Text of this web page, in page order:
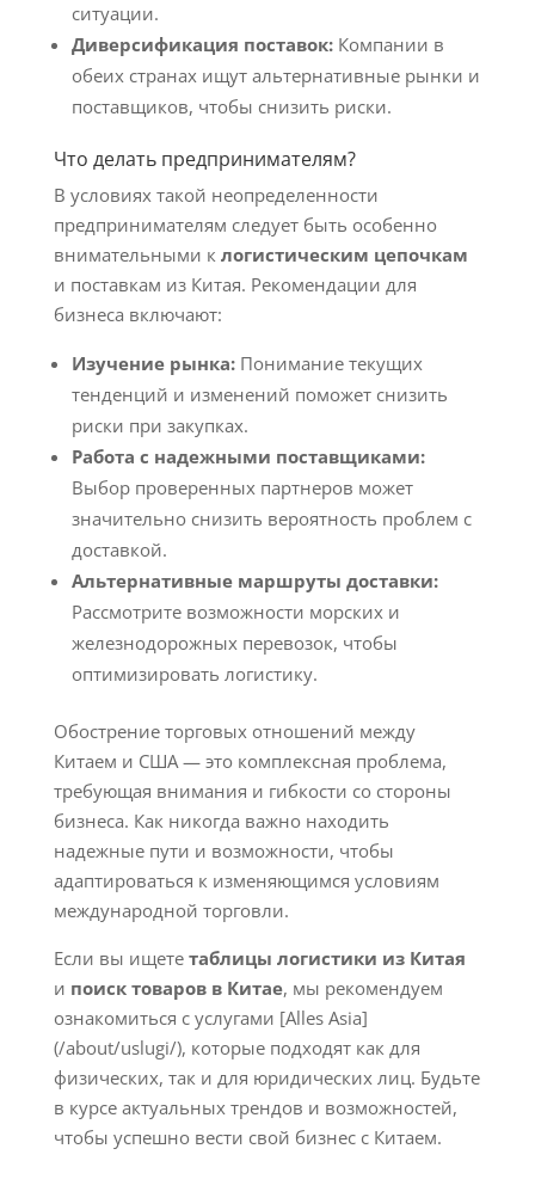
ситуации.
Диверсификация поставок:Компании в
обеих странах ищут альтернативные рынки и
поставщиков, чтобы снизить риски.
Что делать предпринимателям?
В условиях такой неопределенности
предпринимателям следует быть особенно
внимательными к логистическим цепочкам
и поставкам из Китая. Рекомендации для
бизнеса включают:
Изучение рынка:Понимание текущих
тенденций и изменений поможет снизить
риски при закупках.
Работа с надежными поставщиками:
Выбор проверенных партнеров может
значительно снизить вероятность проблем с
доставкой.
Альтернативные маршруты доставки:
Рассмотрите возможности морских и
железнодорожных перевозок, чтобы
оптимизировать логистику.
Обострение торговых отношений между
Китаем и США — это комплексная проблема,
требующая внимания и гибкости со стороны
бизнеса. Как никогда важно находить
надежные пути и возможности, чтобы
адаптироваться к изменяющимся условиям
международной торговли.
Если вы ищете таблицы логистики из Китая
и поиск товаров в Китае, мы рекомендуем
ознакомиться с услугами [Alles Asia]
(/about/uslugi/), которые подходят как для
физических, так и для юридических лиц. Будьте
в курсе актуальных трендов и возможностей,
чтобы успешно вести свой бизнес с Китаем.